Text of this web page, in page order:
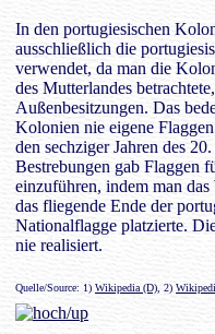
In den portugiesischen
ausschließlich die
verwendet, da man die
des Mutterlandes
Außenbesitzungen. Das
Kolonien nie eigene
den sechziger Jahren des
Bestrebungen gab Flaggen
einzuführen, indem man
das fliegende Ende der
Nationalflagge platzierte.
nie realisiert.
Quelle/Source: 1) Wikipedia (D) , 2)